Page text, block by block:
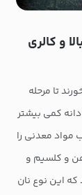
و کالری
تا مرحله
کمی بیشتر
مواد معدنی را
و کلسیم و
که این نوع نان